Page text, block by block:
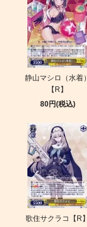
静山マシロ（水着）
【R】
80円(税込)
歌住サクラコ【R】